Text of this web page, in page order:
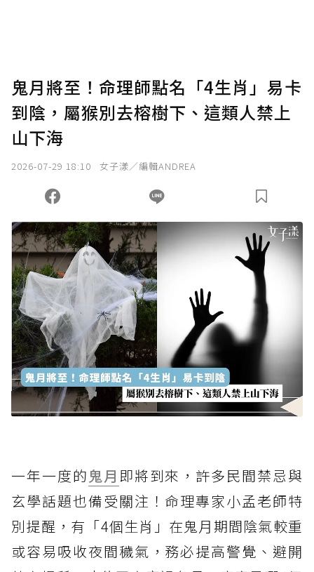
確認送出
您當前剩餘 U 利點數：0點；前往 購買點數
鬼月將至！命理師點名「4生肖」易卡
到陰，屬猴別去榕樹下、這類人禁上
山下海
2026-07-29 18:10 女子漾／編輯ANDREA
一年一度的 鬼月 即將到來，許多民間禁忌與
玄學話題也備受關注！命理專家小孟老師特
別提醒，有「4個生肖」在鬼月期間陰氣較重
或容易吸收夜間穢氣，務必提高警覺、避開